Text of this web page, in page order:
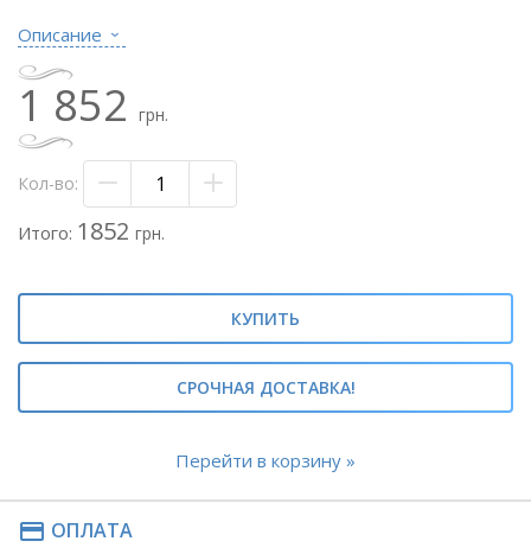
Состав:
- флористическая бумага 2-х видов
- лента атласная
Метки: #цветная гипсофила#крашенная
гипсофила#стойкие цветы#
#букет гипсофилы#букет цветной
гипсофилы#окрашенная гипсофила#кашка#
Описание
1 852 грн.
Кол-во:
Итого: 1852 грн.
КУПИТЬ
СРОЧНАЯ ДОСТАВКА!
Перейти в корзину »
payment ОПЛАТА